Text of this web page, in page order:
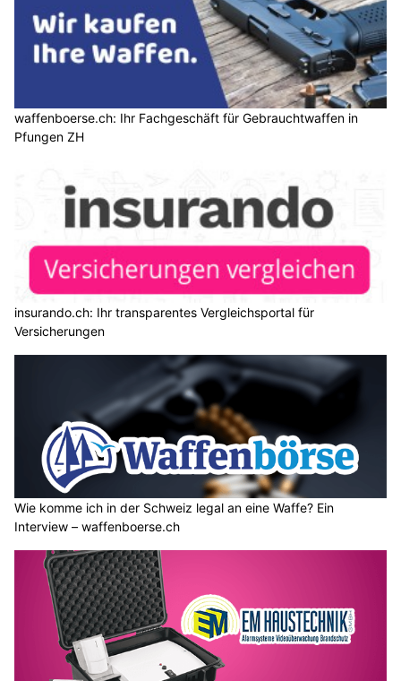
waffenboerse.ch: Ihr Fachgeschäft für Gebrauchtwaffen in
Pfungen ZH
insurando.ch: Ihr transparentes Vergleichsportal für
Versicherungen
Wie komme ich in der Schweiz legal an eine Waffe? Ein
Interview – waffenboerse.ch